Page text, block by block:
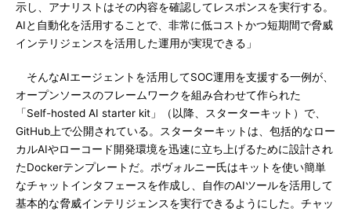
示し、アナリストはその内容を確認してレスポンスを実行する。
AIと自動化を活用することで、非常に低コストかつ短期間で脅威
インテリジェンスを活用した運用が実現できる」
そんなAIエージェントを活用してSOC運用を支援する一例が、
オープンソースのフレームワークを組み合わせて作られた
「Self-hosted AI starter kit」（以降、スターターキット）で、
GitHub上で公開されている。スターターキットは、包括的なロー
カルAIやローコード開発環境を迅速に立ち上げるために設計され
たDockerテンプレートだ。ポヴォルニー氏はキットを使い簡単
なチャットインタフェースを作成し、自作のAIツールを活用して
基本的な脅威インテリジェンスを実行できるようにした。チャッ